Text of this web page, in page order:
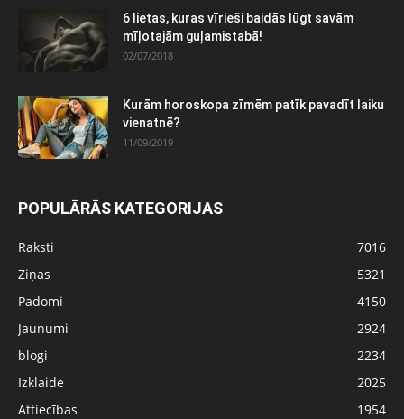
6 lietas, kuras vīrieši baidās lūgt savām
mīļotajām guļamistabā!
02/07/2018
Kurām horoskopa zīmēm patīk pavadīt laiku
vienatnē?
11/09/2019
POPULĀRĀS KATEGORIJAS
Raksti
7016
Ziņas
5321
Padomi
4150
Jaunumi
2924
blogi
2234
Izklaide
2025
Attiecības
1954